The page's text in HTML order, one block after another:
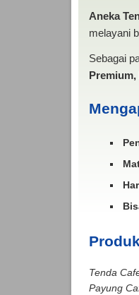
Aneka
melayani
Sebagai
Tenda
Payung